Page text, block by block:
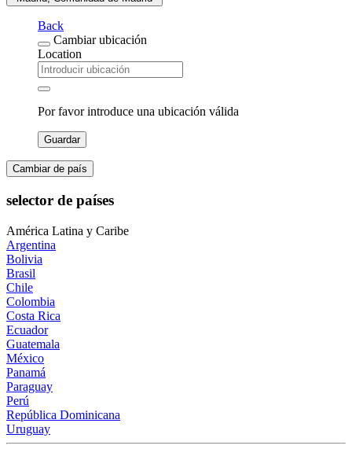
Back
Cambiar ubicación
Location
Por favor introduce una ubicación válida
Guardar
Cambiar de país
selector de países
América Latina y Caribe
Argentina
Bolivia
Brasil
Chile
Colombia
Costa Rica
Ecuador
Guatemala
México
Panamá
Paraguay
Perú
República Dominicana
Uruguay